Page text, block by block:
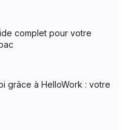
complet pour votre
grâce à HelloWork : votre